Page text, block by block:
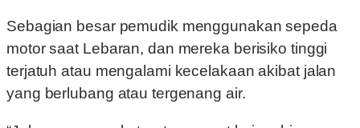
Sebagian besar pemudik menggunakan sepeda
motor saat Lebaran, dan mereka berisiko tinggi
terjatuh atau mengalami kecelakaan akibat jalan
yang berlubang atau tergenang air.